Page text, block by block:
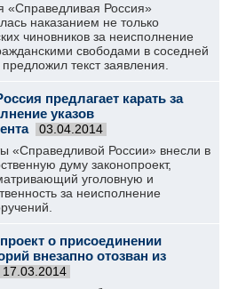
«Справедливая Россия»
наказанием не только
чиновников за неисполнение
свободами в соседней
текст заявления.
предлагает карать за
указов
03.04.2014
«Справедливой России» внесли в
думу законопроект,
уголовную и
за неисполнение
о присоединении
внезапно отозван из
17.03.2014